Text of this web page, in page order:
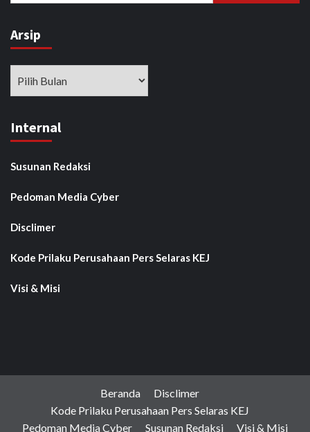
Arsip
Internal
Susunan Redaksi
Pedoman Media Cyber
Disclimer
Kode Prilaku Perusahaan Pers Selaras KEJ
Visi & Misi
Beranda
Disclimer
Kode Prilaku Perusahaan Pers Selaras KEJ
Pedoman Media Cyber
Susunan Redaksi Visi & Misi